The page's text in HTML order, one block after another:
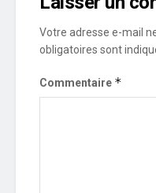
Votre adresse e-mail
obligatoires sont
Commentaire *